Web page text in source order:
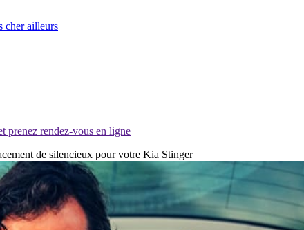
cher ailleurs
prenez rendez-vous en ligne
de silencieux pour votre Kia Stinger